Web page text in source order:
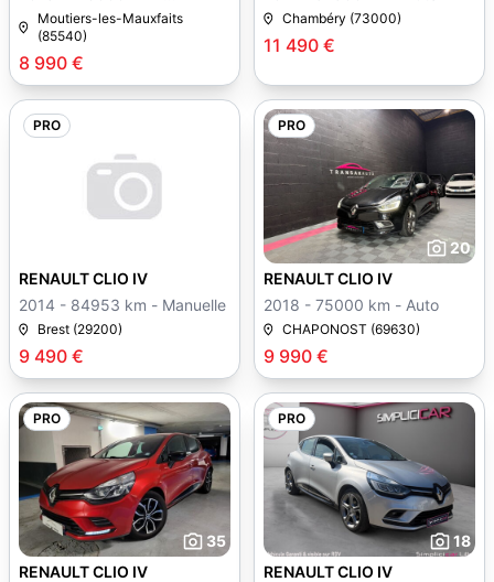
8 990 €
Manuelle
Moutiers-les-Mauxfaits
(85540)
11 490 €
Chambéry (73000)
PRO
9 490 €
RENAULT CLIO IV
2014 - 84953 km - Manuelle
Brest (29200)
PRO
20
9 990 €
RENAULT CLIO IV
2018 - 75000 km - Auto
CHAPONOST (69630)
PRO
35
RENAULT CLIO IV
PRO
18
RENAULT CLIO IV